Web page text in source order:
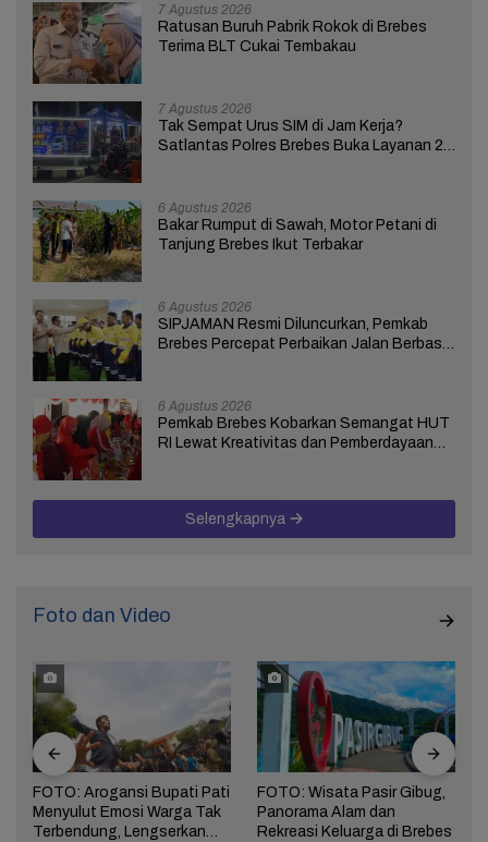
7 Agustus 2026
Ratusan Buruh Pabrik Rokok di Brebes
Terima BLT Cukai Tembakau
7 Agustus 2026
Tak Sempat Urus SIM di Jam Kerja?
Satlantas Polres Brebes Buka Layanan 24
6 Agustus 2026
Bakar Rumput di Sawah, Motor Petani di
Tanjung Brebes Ikut Terbakar
6 Agustus 2026
SIPJAMAN Resmi Diluncurkan, Pemkab
Brebes Percepat Perbaikan Jalan Berbasis
6 Agustus 2026
Pemkab Brebes Kobarkan Semangat HUT
RI Lewat Kreativitas dan Pemberdayaan
Selengkapnya
Foto dan Video
FOTO: Arogansi Bupati Pati
Menyulut Emosi Warga Tak
Terbendung, Lengserkan
FOTO: Wisata Pasir Gibug,
Panorama Alam dan
Rekreasi Keluarga di Brebes